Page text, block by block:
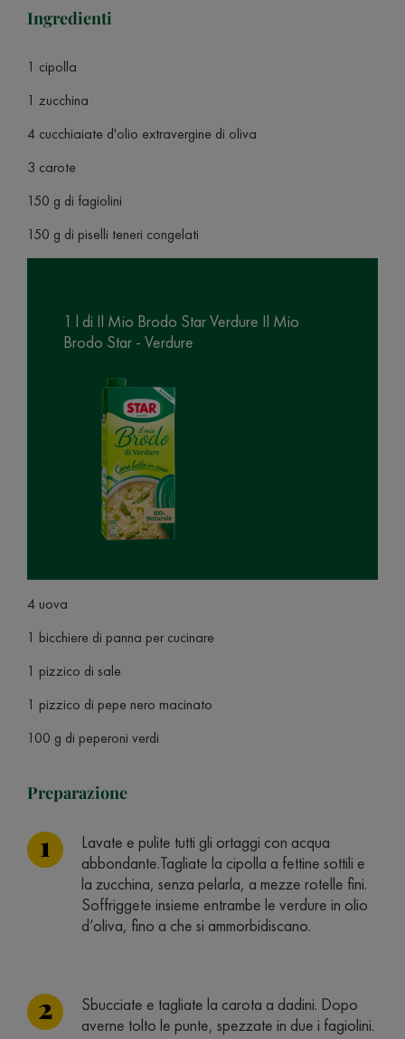
Ingredienti
1 cipolla
1 zucchina
4 cucchiaiate d'olio extravergine di oliva
3 carote
150 g di fagiolini
150 g di piselli teneri congelati
1 l di Il Mio Brodo Star Verdure Il Mio
Brodo Star - Verdure
4 uova
1 bicchiere di panna per cucinare
1 pizzico di sale
1 pizzico di pepe nero macinato
100 g di peperoni verdi
Preparazione
Lavate e pulite tutti gli ortaggi con acqua
abbondante.Tagliate la cipolla a fettine sottili e
la zucchina, senza pelarla, a mezze rotelle fini.
Soffriggete insieme entrambe le verdure in olio
d’oliva, fino a che si ammorbidiscano.
Sbucciate e tagliate la carota a dadini. Dopo
averne tolto le punte, spezzate in due i fagiolini.